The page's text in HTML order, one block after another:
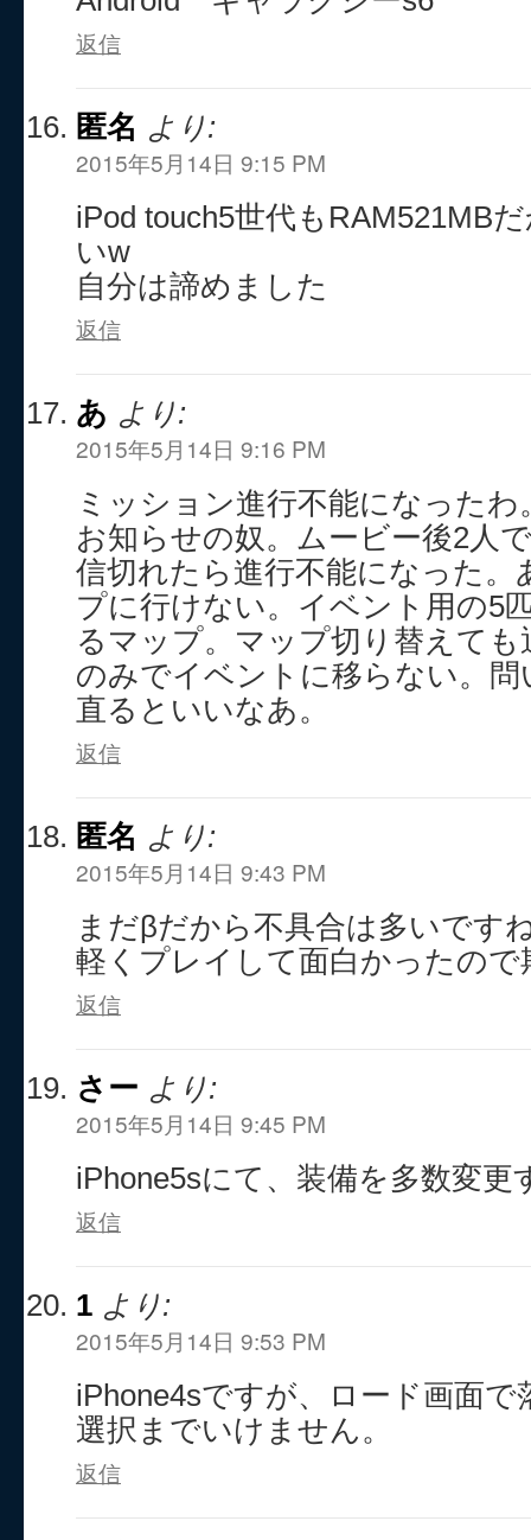
返信
匿名 より:
2015年5月14日 9:15 PM
iPod touch5世代もRAM521MB
いw
自分は諦めました
返信
あ より:
2015年5月14日 9:16 PM
ミッション進行不能になったわ
お知らせの奴。ムービー後2人
信切れたら進行不能になった
プに行けない。イベント用の5
るマップ。マップ切り替えて
のみでイベントに移らない。
直るといいなあ。
返信
匿名 より:
2015年5月14日 9:43 PM
まだβだから不具合は多いです
軽くプレイして面白かったので
返信
さー より:
2015年5月14日 9:45 PM
iPhone5sにて、装備を多数変更
返信
1 より:
2015年5月14日 9:53 PM
iPhone4sですが、ロード画面
選択までいけません。
返信